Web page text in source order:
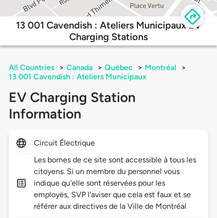
13 001 Cavendish : Ateliers Municipaux EV
Charging Stations
All Countries > Canada > Québec > Montréal
>
13 001 Cavendish : Ateliers Municipaux
EV Charging Station
Information
Circuit Électrique
Les bornes de ce site sont accessible à tous les
citoyens. Si un membre du personnel vous
indique qu'elle sont réservées pour les
employés, SVP l'aviser que cela est faux et se
référer aux directives de la Ville de Montréal